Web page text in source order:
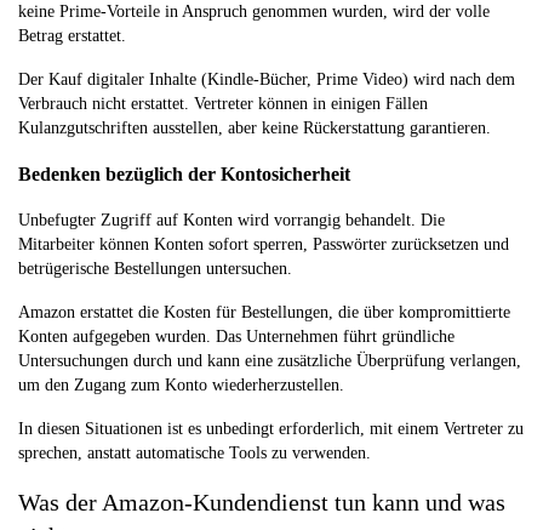
keine Prime-Vorteile in Anspruch genommen wurden, wird der volle
Betrag erstattet.
Der Kauf digitaler Inhalte (Kindle-Bücher, Prime Video) wird nach dem
Verbrauch nicht erstattet. Vertreter können in einigen Fällen
Kulanzgutschriften ausstellen, aber keine Rückerstattung garantieren.
Bedenken bezüglich der Kontosicherheit
Unbefugter Zugriff auf Konten wird vorrangig behandelt. Die
Mitarbeiter können Konten sofort sperren, Passwörter zurücksetzen und
betrügerische Bestellungen untersuchen.
Amazon erstattet die Kosten für Bestellungen, die über kompromittierte
Konten aufgegeben wurden. Das Unternehmen führt gründliche
Untersuchungen durch und kann eine zusätzliche Überprüfung verlangen,
um den Zugang zum Konto wiederherzustellen.
In diesen Situationen ist es unbedingt erforderlich, mit einem Vertreter zu
sprechen, anstatt automatische Tools zu verwenden.
Was der Amazon-Kundendienst tun kann und was